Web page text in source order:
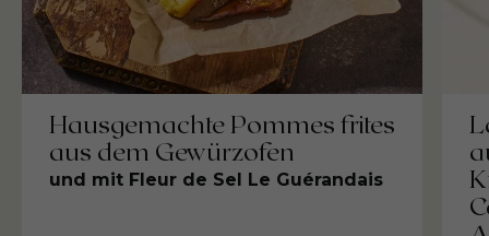
Hausgemachte Pommes frites
aus dem Gewürzofen
und mit Fleur de Sel Le Guérandais